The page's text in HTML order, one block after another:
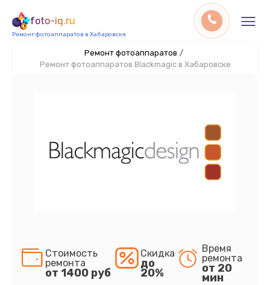
foto-iq.ru
Ремонт фотоаппаратов в Хабаровске
Ремонт фотоаппаратов /
Ремонт фотоаппаратов Blackmagic в Хабаровске
Стоимость
ремонта
от 1400 руб
Скидка
до
20%
Время
ремонта
от 20
мин